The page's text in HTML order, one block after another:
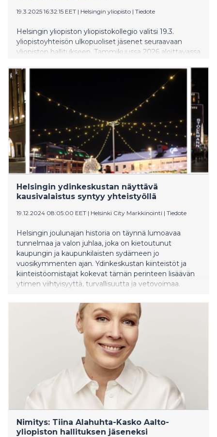
19.3.2025 16:32:15 EET | Helsingin yliopisto | Tiedote
Helsingin yliopiston yliopistokollegio valitsi 19.3.
yliopistoyhteisön ulkopuoliset jäsenet seuraavaan
yliopiston hallitukseen. Tammikuussa 2026 aloittavassa
kuusi valitaan myöhemmin tänä vuonna
yliopistoyhteisön sisältä.
Helsingin ydinkeskustan näyttävä
kausivalaistus syntyy yhteistyöllä
19.12.2024 08:05:00 EET | Helsinki City Markkinointi | Tiedote
Helsingin joulunajan historia on täynnä lumoavaa
tunnelmaa ja valon juhlaa, joka on kietoutunut
kaupungin ja kaupunkilaisten sydämeen jo
vuosikymmenten ajan. Ydinkeskustan kiinteistöt ja
kiinteistöomistajat kokevat tämän perinteen lisäävän
ytimen viihtyisyyttä, turvallisuutta ja vetovoimaa.
Nimitys: Tiina Alahuhta-Kasko Aalto-
yliopiston hallituksen jäseneksi